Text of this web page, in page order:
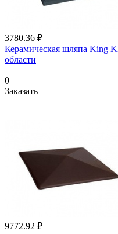
3780.36 ₽
Керамическая шляпа King
области
0
Заказать
9772.92 ₽